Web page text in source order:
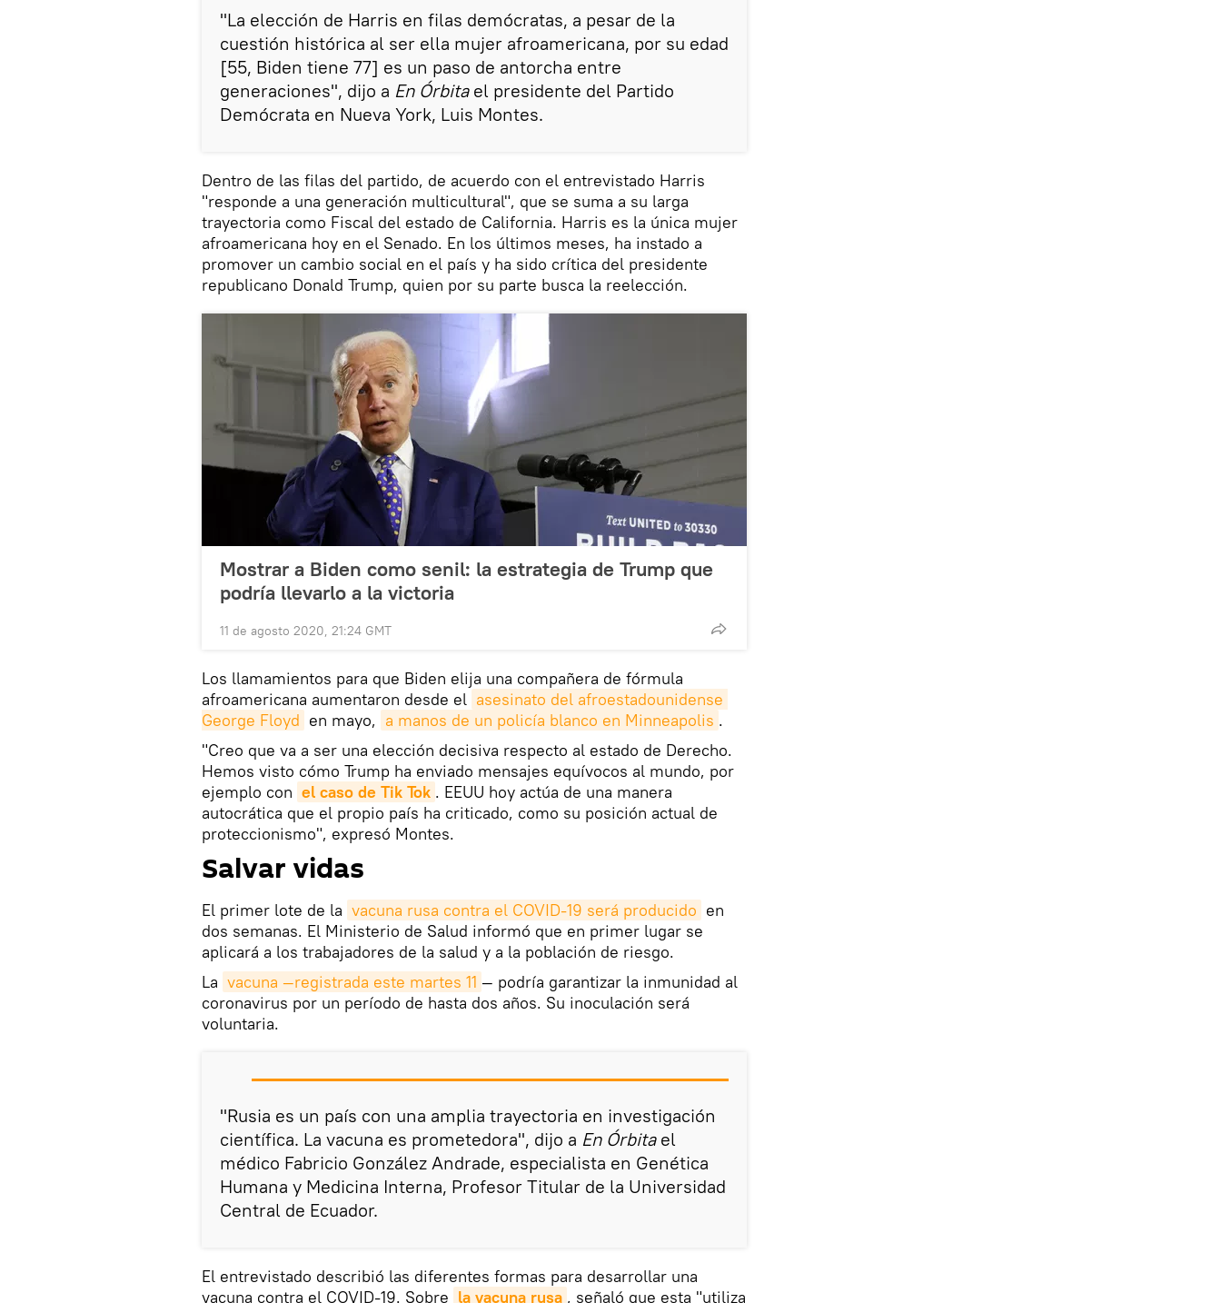
"La elección de Harris en filas demócratas, a pesar de la
cuestión histórica al ser ella mujer afroamericana, por su edad
[55, Biden tiene 77] es un paso de antorcha entre
generaciones", dijo a En Órbitael presidente del Partido
Demócrata en Nueva York, Luis Montes.
Dentro de las filas del partido, de acuerdo con el entrevistado Harris
"responde a una generación multicultural", que se suma a su larga
trayectoria como Fiscal del estado de California. Harris es la única mujer
afroamericana hoy en el Senado. En los últimos meses, ha instado a
promover un cambio social en el país y ha sido crítica del presidente
republicano Donald Trump, quien por su parte busca la reelección.
Mostrar a Biden como senil: la estrategia de Trump que
podría llevarlo a la victoria
11 de agosto 2020, 21:24 GMT
Los llamamientos para que Biden elija una compañera de fórmula
afroamericana aumentaron desde el asesinato del afroestadounidense
George Floyd en mayo, a manos de un policía blanco en Minneapolis .
"Creo que va a ser una elección decisiva respecto al estado de Derecho.
Hemos visto cómo Trump ha enviado mensajes equívocos al mundo, por
ejemplo con el caso de Tik Tok . EEUU hoy actúa de una manera
autocrática que el propio país ha criticado, como su posición actual de
proteccionismo", expresó Montes.
Salvar vidas
El primer lote de la vacuna rusa contra el COVID-19 será producido en
dos semanas. El Ministerio de Salud informó que en primer lugar se
aplicará a los trabajadores de la salud y a la población de riesgo.
La vacuna —registrada este martes 11 — podría garantizar la inmunidad al
coronavirus por un período de hasta dos años. Su inoculación será
voluntaria.
"Rusia es un país con una amplia trayectoria en investigación
científica. La vacuna es prometedora", dijo a En Órbitael
médico Fabricio González Andrade, especialista en Genética
Humana y Medicina Interna, Profesor Titular de la Universidad
Central de Ecuador.
El entrevistado describió las diferentes formas para desarrollar una
vacuna contra el COVID-19. Sobre la vacuna rusa , señaló que esta "utiliza